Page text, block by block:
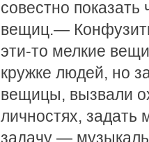
совестно показать
вещиц.—
эти-то мелкие
кружке людей, но
вещицы, вызвали
личностях, задать
задачу —